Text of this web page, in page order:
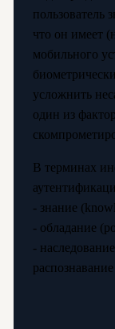
пользователь
что он имеет
мобильного
усложнить
один из
В терминах
- знание
- обладание
-